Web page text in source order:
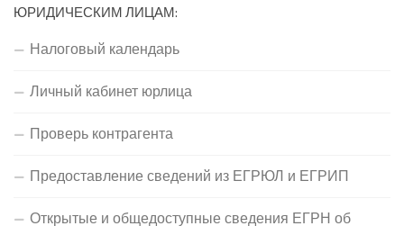
ЮРИДИЧЕСКИМ ЛИЦАМ:
Налоговый календарь
Личный кабинет юрлица
Проверь контрагента
Предоставление сведений из ЕГРЮЛ и ЕГРИП
Открытые и общедоступные сведения ЕГРН об